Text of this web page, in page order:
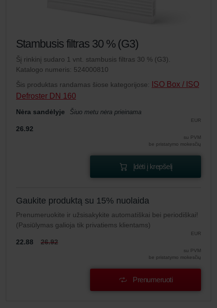
Stambusis filtras 30 % (G3)
Šį rinkinį sudaro 1 vnt. stambusis filtras 30 % (G3).
Katalogo numeris: 524000810
Šis produktas randamas šiose kategorijose:
ISO Box / ISO
Defroster DN 160
Nėra sandėlyje Šiuo metu nėra prieinama
EUR
26.92
su PVM
be pristatymo mokesčių
Įdėti į krepšelį
Gaukite produktą su 15% nuolaida
Prenumeruokite ir užsisakykite automatiškai bei periodiškai!
(Pasiūlymas galioja tik privatiems klientams)
EUR
22.88 26.92
su PVM
be pristatymo mokesčių
Prenumeruoti